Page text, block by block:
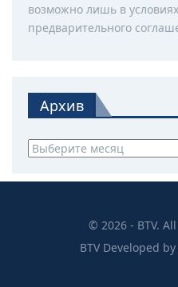
возможно лишь в
предварительного
Архив
Архив
© 2026 - BTV.
BTVDeveloped by